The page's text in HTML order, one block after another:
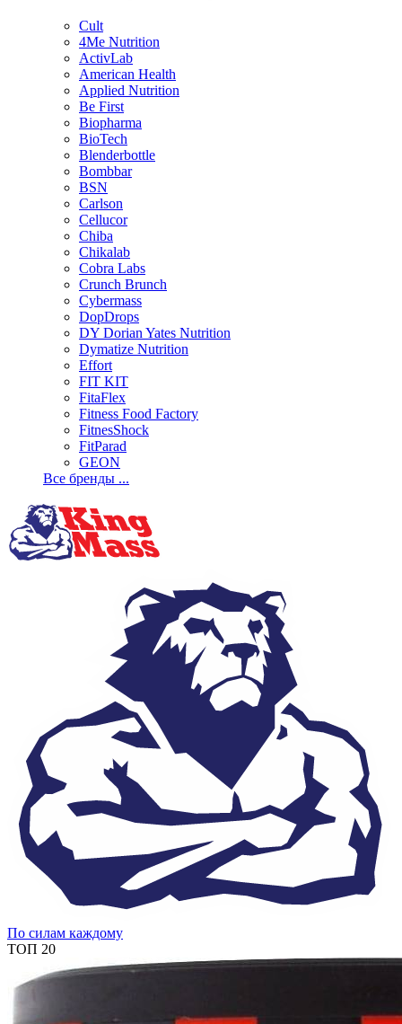
Cult
4Me Nutrition
ActivLab
American Health
Applied Nutrition
Be First
Biopharma
BioTech
Blenderbottle
Bombbar
BSN
Carlson
Cellucor
Chiba
Chikalab
Cobra Labs
Crunch Brunch
Cybermass
DopDrops
DY Dorian Yates Nutrition
Dymatize Nutrition
Effort
FIT KIT
FitaFlex
Fitness Food Factory
FitnesShock
FitParad
GEON
Все бренды ...
По силам каждому
ТОП 20